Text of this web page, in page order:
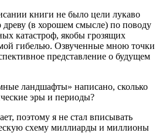
книги не было цели лукаво
древу (в хорошем смысле) по поводу
катастроф, якобы грозящих
гибелью. Озвученные мною точки
представление о будущем
ландшафты» написано, сколько
эры и периоды?
поэтому я не стал вписывать
схему миллиарды и миллионы